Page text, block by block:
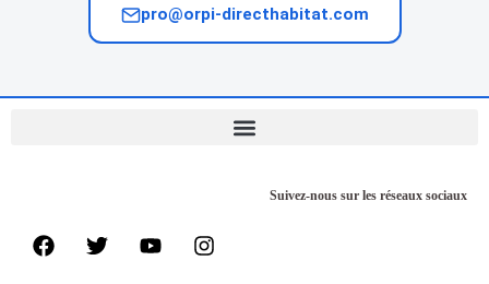
pro@orpi-directhabitat.com
Suivez-nous sur les réseaux sociaux